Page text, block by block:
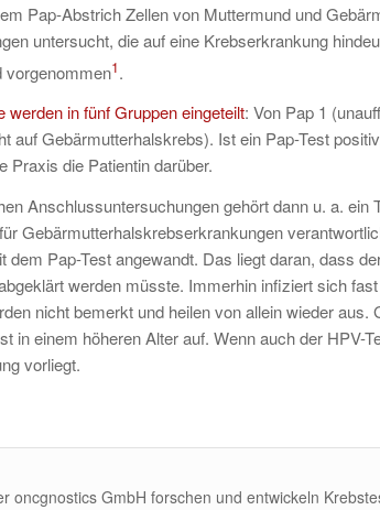
Pap-Abstrich Zellen von Muttermund und
untersucht, die auf eine Krebserkrankung
vorgenommen1.
werden in fünf Gruppen eingeteilt: Von Pap 1
auf Gebärmutterhalskrebs). Ist ein Pap-Test
Praxis die Patientin darüber.
Anschlussuntersuchungen gehört dann u. a. ein
Gebärmutterhalskrebserkrankungen
dem Pap-Test angewandt. Das liegt daran, dass
werden müsste. Immerhin infiziert sich
nicht bemerkt und heilen von allein wieder
in einem höheren Alter auf. Wenn auch der HPV-
vorliegt.
oncgnostics GmbH forschen und entwickeln